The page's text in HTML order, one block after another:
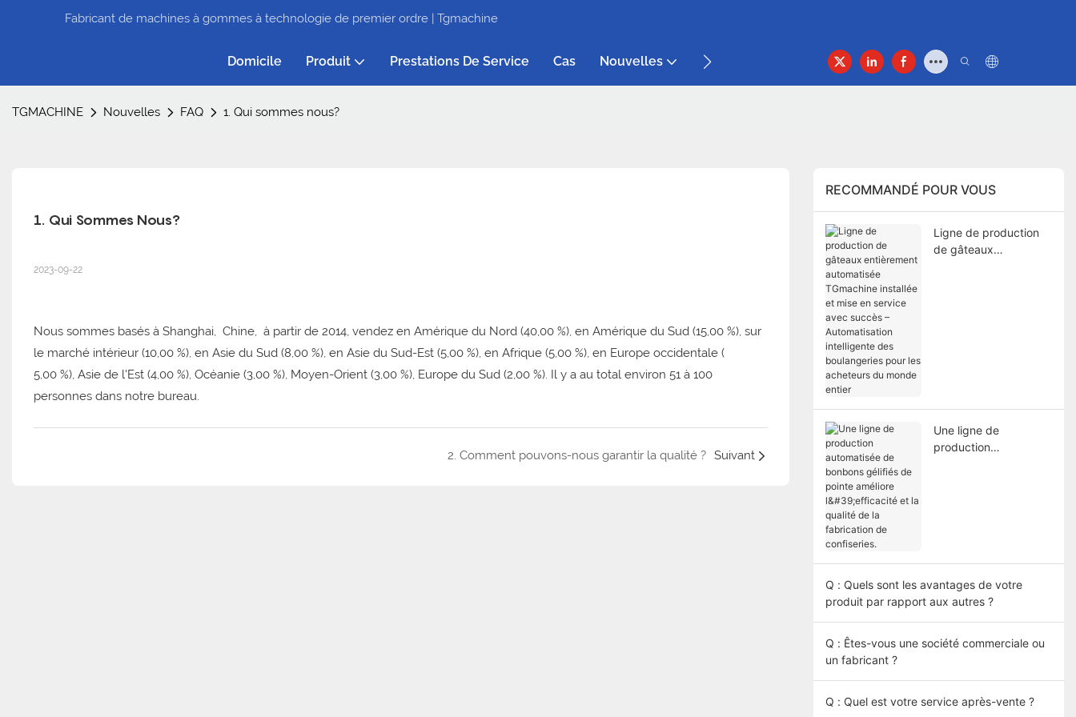
Fabricant de machines à gommes à technologie de premier ordre | Tgmachine
Domicile Produit Prestations De Service Cas Nouvelles À Propos De Nous Contacter
TGMACHINE Nouvelles FAQ 1. Qui sommes nous?
1. Qui Sommes Nous?
2023-09-22
Nous sommes basés à Shanghai, Chine, à partir de 2014, vendez en Amérique du Nord (40,00 %), en Amérique du Sud (15,00 %), sur
le marché intérieur (10,00 %), en Asie du Sud (8,00 %), en Asie du Sud-Est (5,00 %), en Afrique (5,00 %), en Europe occidentale (
5,00 %), Asie de l'Est (4,00 %), Océanie (3,00 %), Moyen-Orient (3,00 %), Europe du Sud (2,00 %). Il y a au total environ 51 à 100
personnes dans notre bureau.
2. Comment pouvons-nous garantir la qualité ? Suivant
RECOMMANDÉ POUR VOUS
Ligne de production
de gâteaux
Une ligne de
production
Q : Quels sont les avantages de votre
produit par rapport aux autres ?
Q : Êtes-vous une société commerciale ou
un fabricant ?
Q : Quel est votre service après-vente ?